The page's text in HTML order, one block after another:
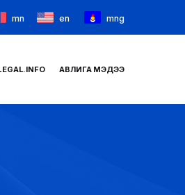
mn en mng
АВЛИГА МЭДЭЭ